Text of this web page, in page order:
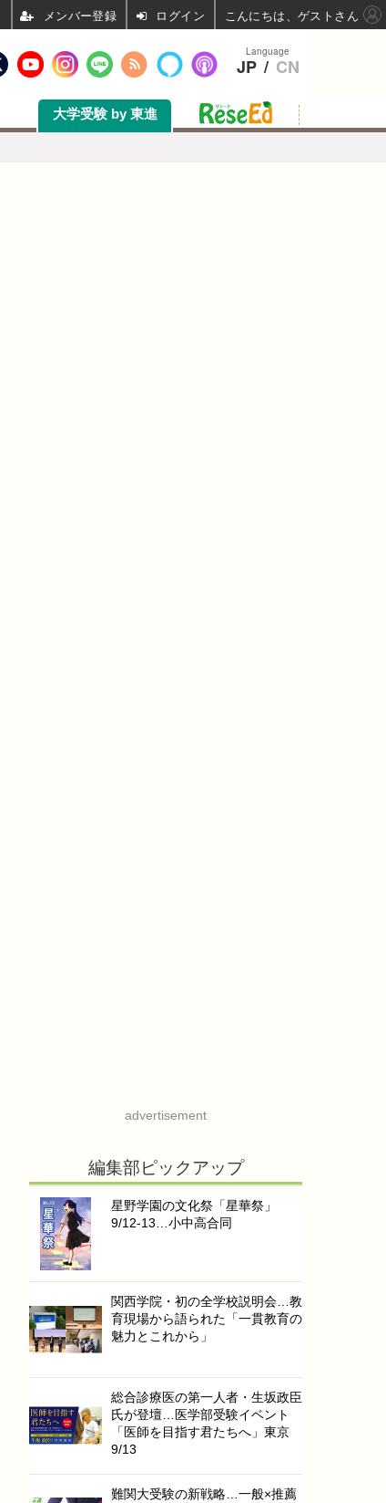
大学受験 by 東進
advertisement
編集部ピックアップ
星野学園の文化祭「星華祭」
9/12-13…小中高合同
関西学院・初の全学校説明会…教
育現場から語られた「一貫教育の
魅力とこれから」
総合診療医の第一人者・生坂政臣
氏が登壇…医学部受験イベント
「医師を目指す君たちへ」東京
9/13
難関大受験の新戦略…一般×推薦
Language
JP / CN
ログイン こんにちは、ゲストさん